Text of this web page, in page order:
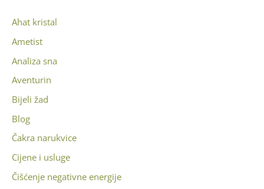
Ahat kristal
Ametist
Analiza sna
Aventurin
Bijeli žad
Blog
Čakra narukvice
Cijene i usluge
Čišćenje negativne energije